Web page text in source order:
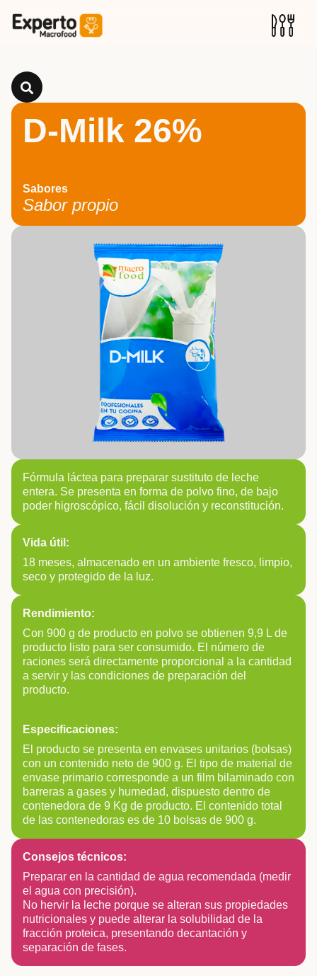
D-Milk 26%
Sabores
Sabor propio
Fórmula láctea para preparar sustituto de leche
entera. Se presenta en forma de polvo fino, de bajo
poder higroscópico, fácil disolución y reconstitución.
Vida útil:
18 meses, almacenado en un ambiente fresco, limpio,
seco y protegido de la luz.
Rendimiento:
Con 900 g de producto en polvo se obtienen 9,9 L de
producto listo para ser consumido. El número de
raciones será directamente proporcional a la cantidad
a servir y las condiciones de preparación del
producto.
Especificaciones:
El producto se presenta en envases unitarios (bolsas)
con un contenido neto de 900 g. El tipo de material de
envase primario corresponde a un film bilaminado con
barreras a gases y humedad, dispuesto dentro de
contenedora de 9 Kg de producto. El contenido total
de las contenedoras es de 10 bolsas de 900 g.
Consejos técnicos:
Preparar en la cantidad de agua recomendada (medir
el agua con precisión).
No hervir la leche porque se alteran sus propiedades
nutricionales y puede alterar la solubilidad de la
fracción proteica, presentando decantación y
separación de fases.